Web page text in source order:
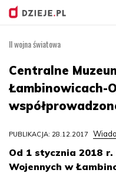
II wojna światowa
Centralne
Łambinowicach-
PUBLIKACJA: 28.12.2017
Od 1 stycznia 2018 r.
Wojennych w